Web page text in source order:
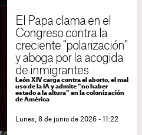
El Papa clama en el
Congreso contra la
creciente "polarización"
y aboga por la acogida
de inmigrantes
León XIV carga contra el aborto, el mal
uso de la IA y admite "no haber
estado a la altura" en la colonización
de América
Lunes, 8 de junio de 2026 - 11:22